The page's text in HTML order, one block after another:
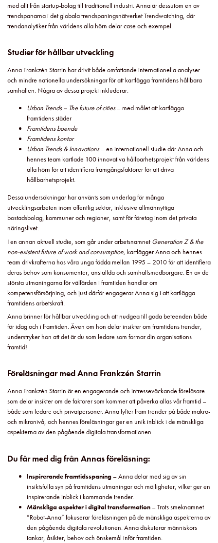
med allt från startup-bolag till traditionell industri. Anna är dessutom en av
trendspanarna i det globala trendspaningsnätverket Trendwatching, där
trendanalytiker från världens alla hörn delar case och exempel.
Studier för hållbar utveckling
Anna Frankzén Starrin har drivit både omfattande internationella analyser
och mindre nationella undersökningar för att kartlägga framtidens hållbara
samhällen. Några av dessa projekt inkluderar:
Urban Trends – The future of cities– med målet att kartlägga
framtidens städer
Framtidens boende
Framtidens kontor
Urban Trends & Innovations– en internationell studie där Anna och
hennes team kartlade 100 innovativa hållbarhetsprojekt från världens
alla hörn för att identifiera framgångsfaktorer för att driva
hållbarhetsprojekt.
Dessa undersökningar har använts som underlag för många
utvecklingsarbeten inom offentlig sektor, inklusive allmännyttiga
bostadsbolag, kommuner och regioner, samt för företag inom det privata
näringslivet.
I en annan aktuell studie, som går under arbetsnamnet Generation Z & the
non-existent future of work and consumption, kartlägger Anna och hennes
team drivkrafterna hos våra unga födda mellan 1995 – 2010 för att identifiera
deras behov som konsumenter, anställda och samhällsmedborgare. En av de
största utmaningarna för välfärden i framtiden handlar om
kompetensförsörjning, och just därför engagerar Anna sig i att kartlägga
framtidens arbetskraft.
Anna brinner för hållbar utveckling och att nudgea till goda beteenden både
för idag och i framtiden. Även om hon delar insikter om framtidens trender,
understryker hon att det är du som ledare som formar din organisations
framtid!
Föreläsningar med Anna Frankzén Starrin
Anna Frankzén Starrin är en engagerande och intresseväckande föreläsare
som delar insikter om de faktorer som kommer att påverka allas vår framtid –
både som ledare och privatpersoner. Anna lyfter fram trender på både makro-
och mikronivå, och hennes föreläsningar ger en unik inblick i de mänskliga
aspekterna av den pågående digitala transformationen.
Du får med dig från Annas föreläsning:
Inspirerande framtidsspaning – Anna delar med sig av sin
insiktsfulla syn på framtidens utmaningar och möjligheter, vilket ger en
inspirerande inblick i kommande trender.
Mänskliga aspekter i digital transformation – Trots smeknamnet
”Robot-Anna” fokuserar föreläsningen på de mänskliga aspekterna av
den pågående digitala revolutionen. Anna diskuterar människors
tankar, åsikter, behov och önskemål inför framtiden.